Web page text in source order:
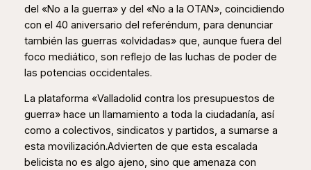
del «No a la guerra» y del «No a la OTAN», coincidiendo
con el 40 aniversario del referéndum, para denunciar
también las guerras «olvidadas» que, aunque fuera del
foco mediático, son reflejo de las luchas de poder de
las potencias occidentales.
La plataforma «Valladolid contra los presupuestos de
guerra» hace un llamamiento a toda la ciudadanía, así
como a colectivos, sindicatos y partidos, a sumarse a
esta movilización.Advierten de que esta escalada
belicista no es algo ajeno, sino que amenaza con